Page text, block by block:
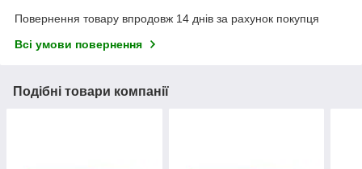
Повернення товару впродовж 14 днів за рахунок покупця
Всі умови повернення
Подібні товари компанії